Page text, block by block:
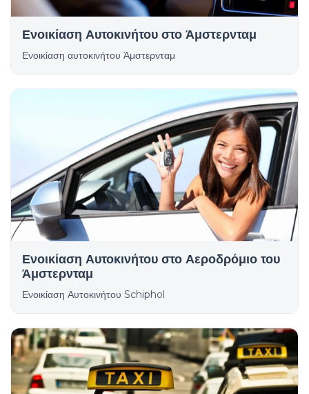
Ενοικίαση Αυτοκινήτου στο Άμστερνταμ
Ενοικίαση αυτοκινήτου Άμστερνταμ
Ενοικίαση Αυτοκινήτου στο Αεροδρόμιο του
Άμστερνταμ
Ενοικίαση Αυτοκινήτου Schiphol